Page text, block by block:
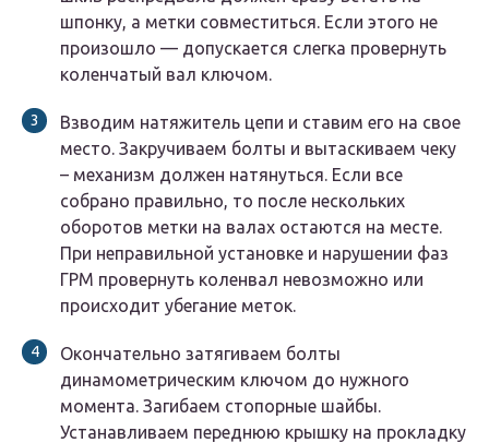
шпонку, а метки совместиться. Если этого не
произошло — допускается слегка провернуть
коленчатый вал ключом.
Взводим натяжитель цепи и ставим его на свое
место. Закручиваем болты и вытаскиваем чеку
– механизм должен натянуться. Если все
собрано правильно, то после нескольких
оборотов метки на валах остаются на месте.
При неправильной установке и нарушении фаз
ГРМ провернуть коленвал невозможно или
происходит убегание меток.
Окончательно затягиваем болты
динамометрическим ключом до нужного
момента. Загибаем стопорные шайбы.
Устанавливаем переднюю крышку на прокладку